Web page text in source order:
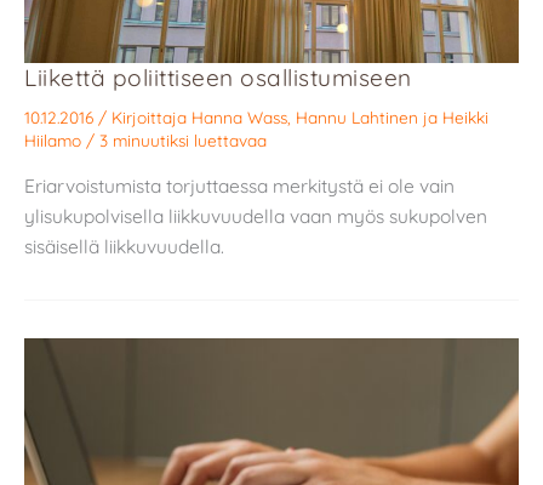
Liikettä poliittiseen osallistumiseen
10.12.2016 / Kirjoittaja Hanna Wass Hannu Lahtinen ja Heikki
Hiilamo / 3 minuutiksi luettavaa
Eriarvoistumista torjuttaessa merkitystä ei ole vain
ylisukupolvisella liikkuvuudella vaan myös sukupolven
sisäisellä liikkuvuudella.